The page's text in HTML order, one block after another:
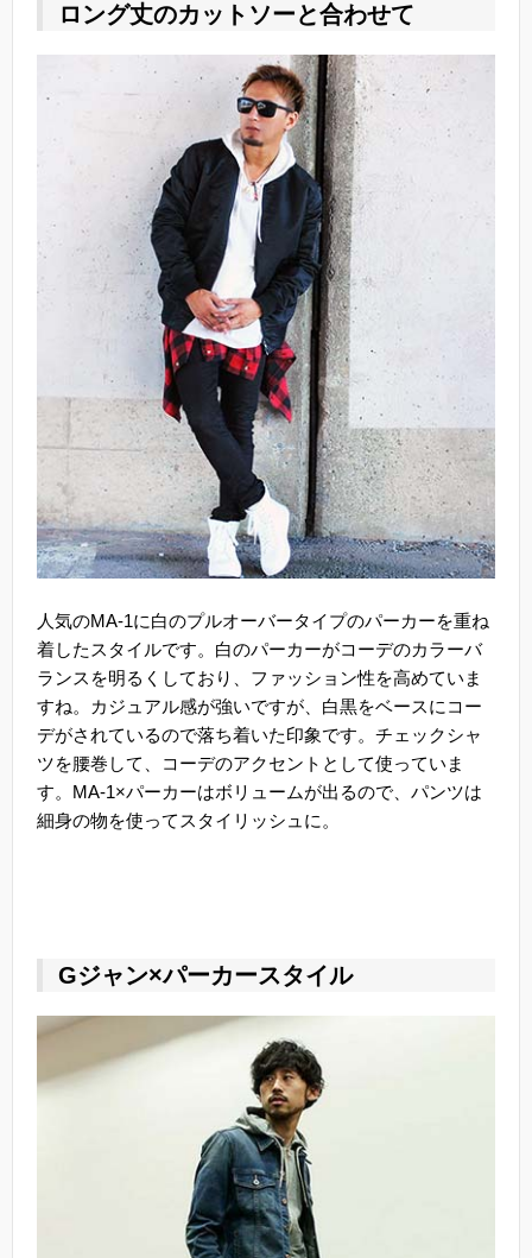
ロング丈のカットソーと合わせて
人気のMA-1に白のプルオーバータイプのパーカーを重ね
着したスタイルです。白のパーカーがコーデのカラーバ
ランスを明るくしており、ファッション性を高めていま
すね。カジュアル感が強いですが、白黒をベースにコー
デがされているので落ち着いた印象です。チェックシャ
ツを腰巻して、コーデのアクセントとして使っていま
す。MA-1×パーカーはボリュームが出るので、パンツは
細身の物を使ってスタイリッシュに。
Gジャン×パーカースタイル